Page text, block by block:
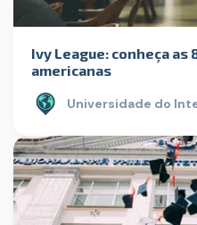
Ivy League: conheça
americanas
Universidade do